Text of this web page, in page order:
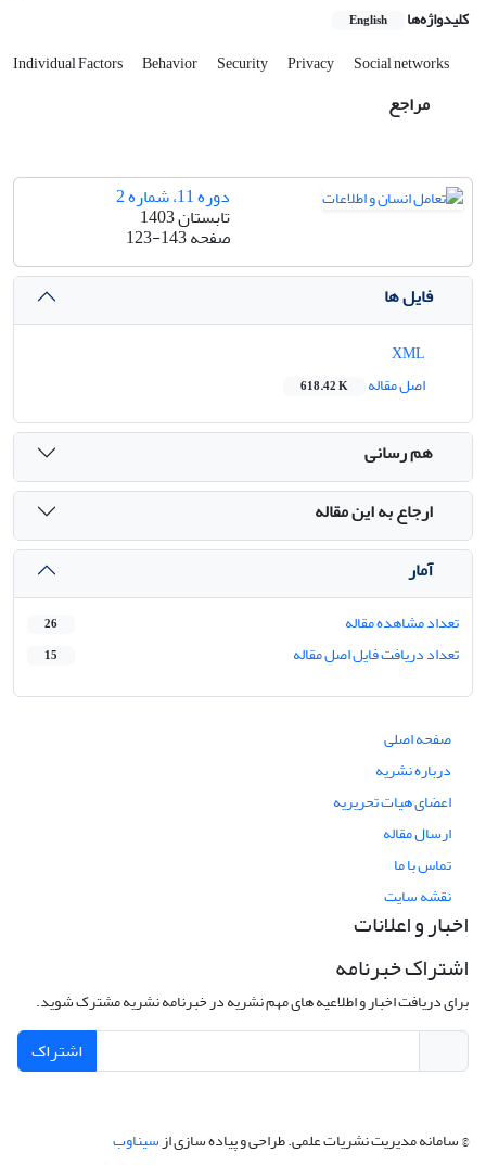
کلیدواژه‌ها English
Individual Factors Behavior Security Privacy Social networks
مراجع
دوره 11، شماره 2
تابستان 1403
صفحه123-143
فایل ها
اصل مقاله
618.42 K
هم رسانی
ارجاع به این مقاله
آمار
تعداد مشاهده مقاله 26
تعداد دریافت فایل اصل مقاله 15
صفحه اصلی
درباره نشریه
اعضای هیات تحریریه
ارسال مقاله
تماس با ما
نقشه سایت
اخبار و اعلانات
اشتراک خبرنامه
برای دریافت اخبار و اطلاعیه های مهم نشریه در خبرنامه نشریه مشترک شوید.
اشتراک
© سامانه مدیریت نشریات علمی.طراحی و پیاده سازی ازسیناوب